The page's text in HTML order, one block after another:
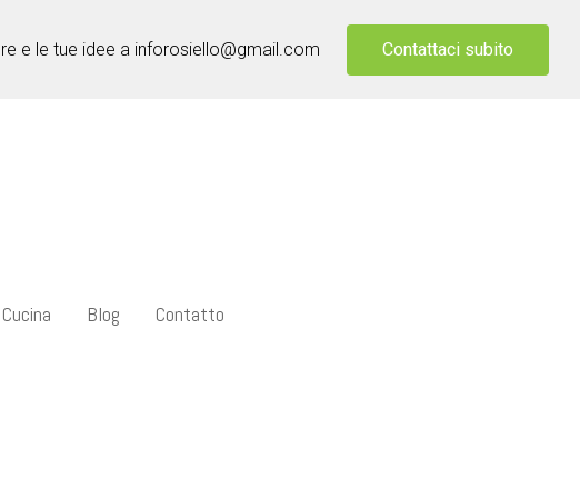
e le tue idee a inforosiello@gmail.com Contattaci subito
Blog Contatto